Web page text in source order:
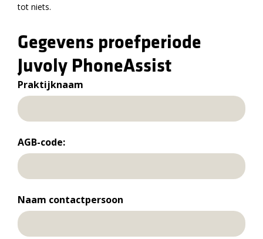
tot niets.
Gegevens proefperiode
Juvoly PhoneAssist
Praktijknaam
AGB-code:
Naam contactpersoon